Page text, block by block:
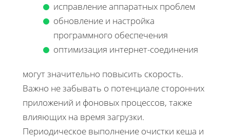
исправление аппаратных проблем
обновление и настройка
программного обеспечения
оптимизация интернет-соединения
могут значительно повысить скорость.
Важно не забывать о потенциале сторонних
приложений и фоновых процессов, также
влияющих на время загрузки.
Периодическое выполнение очистки кеша и